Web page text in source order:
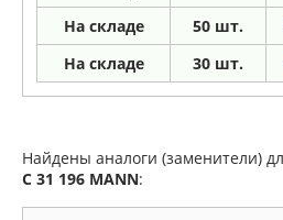
На складе 50 шт.
На складе 30 шт.
Найдены аналоги (заменители)
C 31 196 MANN: